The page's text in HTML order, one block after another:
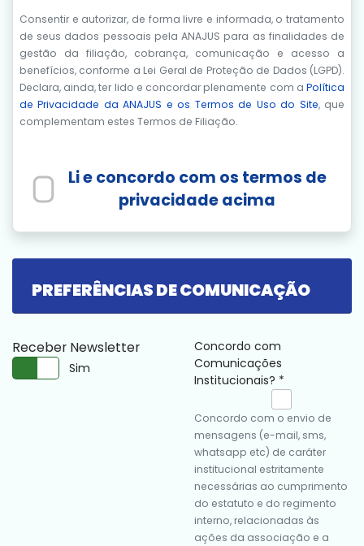
Consentir e autorizar, de forma livre e informada, o tratamento
de seus dados pessoais pela ANAJUS para as finalidades de
gestão da filiação, cobrança, comunicação e acesso a
benefícios, conforme a Lei Geral de Proteção de Dados (LGPD).
Declara, ainda, ter lido e concordar plenamente com a Política
de Privacidade da ANAJUS e os Termos de Uso do Site, que
complementam estes Termos de Filiação.
PREFERÊNCIAS DE COMUNICAÇÃO
Receber Newsletter
Receber Newsletter
Sim
Concordo com
Comunicações
Institucionais? *
Concordo com o envio de
mensagens (e-mail, sms,
whatsapp etc) de caráter
institucional estritamente
necessárias ao cumprimento
do estatuto e do regimento
interno, relacionadas às
ações da associação e a